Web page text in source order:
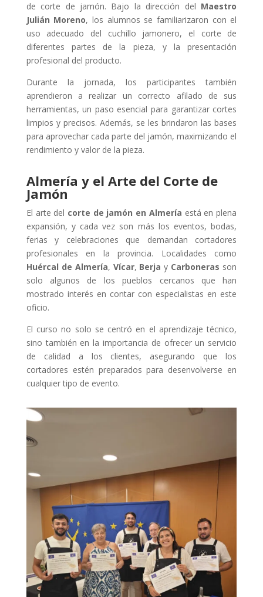
de corte de jamón. Bajo la dirección del Maestro
Julián Moreno, los alumnos se familiarizaron con el
uso adecuado del cuchillo jamonero, el corte de
diferentes partes de la pieza, y la presentación
profesional del producto.
Durante la jornada, los participantes también
aprendieron a realizar un correcto afilado de sus
herramientas, un paso esencial para garantizar cortes
limpios y precisos. Además, se les brindaron las bases
para aprovechar cada parte del jamón, maximizando el
rendimiento y valor de la pieza.
Almería y el Arte del Corte de
Jamón
El arte del corte de jamón en Almería está en plena
expansión, y cada vez son más los eventos, bodas,
ferias y celebraciones que demandan cortadores
profesionales en la provincia. Localidades como
Huércal de Almería, Vícar, Berja y Carboneras son
solo algunos de los pueblos cercanos que han
mostrado interés en contar con especialistas en este
oficio.
El curso no solo se centró en el aprendizaje técnico,
sino también en la importancia de ofrecer un servicio
de calidad a los clientes, asegurando que los
cortadores estén preparados para desenvolverse en
cualquier tipo de evento.